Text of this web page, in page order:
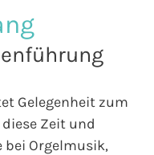
Gelegenheit zum
Zeit und
bei Orgelmusik,